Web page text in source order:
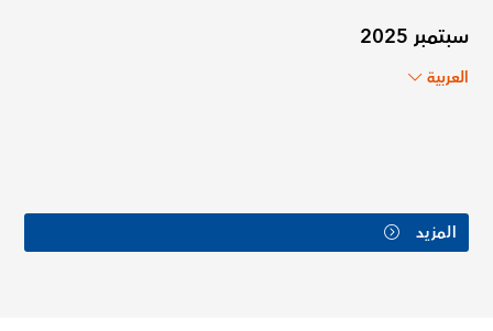
سبتمبر 2025
العربية
المزيد